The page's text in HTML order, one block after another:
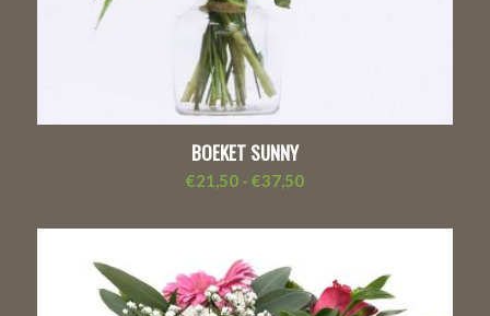
BOEKET SUNNY
€21,50 - €37,50Prijsklasse:
tot